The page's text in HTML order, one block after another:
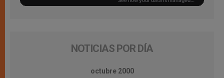
NOTICIAS POR DÍA
octubre 2000